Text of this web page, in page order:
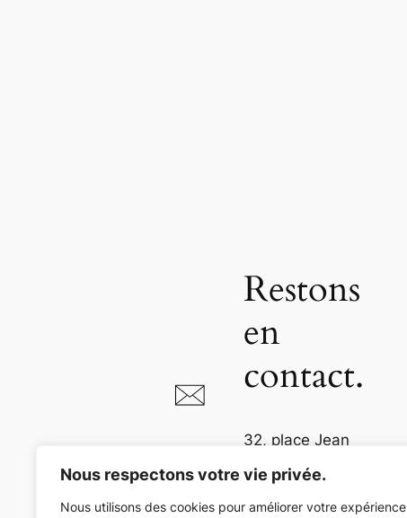
Nous respectons votre vie privée.
Nous utilisons des cookies pour améliorer votre expérience
Restons
en
contact.
32, place Jean
81000 Albi